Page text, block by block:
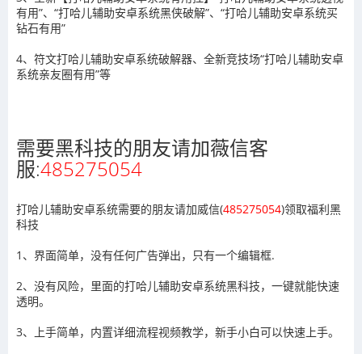
有用”、“打哈儿辅助安卓系统黑侠破解”、“打哈儿辅助安卓系统买
钻石有用”
4、符文打哈儿辅助安卓系统破解器、全新竞技场“打哈儿辅助安卓
系统亲友圈有用”等
需要黑科技的朋友请加薇信客
服:485275054
打哈儿辅助安卓系统需要的朋友请加威信(485275054)领取福利黑
科技
1、界面简单，没有任何广告弹出，只有一个编辑框.
2、没有风险，里面的打哈儿辅助安卓系统黑科技，一键就能快速
透明。
3、上手简单，内置详细流程视频教学，新手小白可以快速上手。